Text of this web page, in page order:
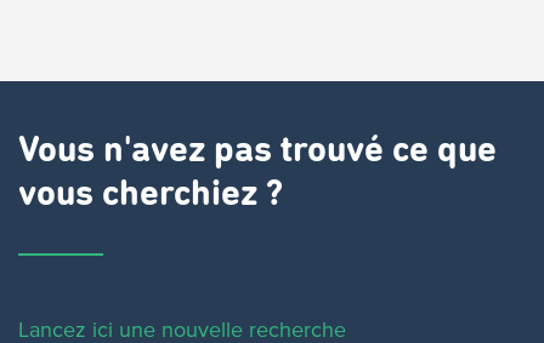
Vous n'avez pas trouvé ce que
vous cherchiez ?
Lancez ici une nouvelle recherche